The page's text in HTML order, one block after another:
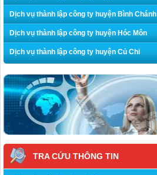
Dịch vụ thành lập công ty huyện Bình Chánh
Dịch vụ thành lập công ty huyện Hóc Môn
Dịch vụ thành lập công ty huyện Củ Chi
TRA CỨU THÔNG TIN